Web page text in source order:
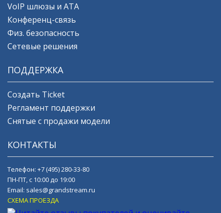
VoIP шлюзы и ATA
Конференц-связь
Физ. безопасность
Сетевые решения
ПОДДЕРЖКА
Создать Ticket
Регламент поддержки
Снятые с продажи модели
КОНТАКТЫ
Телефон: +7 (495) 280-33-80
ПН-ПТ, с 10:00 до 19:00
Email: sales@grandstream.ru
СХЕМА ПРОЕЗДА